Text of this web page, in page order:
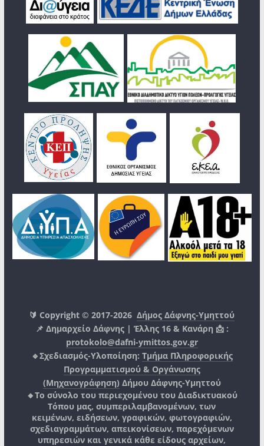
🔰 Copyright © 2017-2026Δήμος Δάφνης-Υμηττού
📌 Δημαρχείο Δάφνης | Έλλης 16 & Κανάρη 📩 :
protokolo@dafni-ymittos.gov.gr
🔹Σχεδιασμός-Υλοποίηση: Τμήμα Πληροφορικής
Προγραμματισμού & Οργάνωσης
(Μηχανογράφηση) Δήμου Δάφνης-Υμηττού
🔸Το σύνολο του περιεχομένου του Διαδικτυακού
Τόπου μας, συμπεριλαμβανομένων, των
κειμένων, ειδήσεων, γραφικών, φωτογραφιών,
σχεδιαγραμμάτων, απεικονίσεων, παρεχόμενων
υπηρεσιών και γενικά κάθε είδους αρχείων,